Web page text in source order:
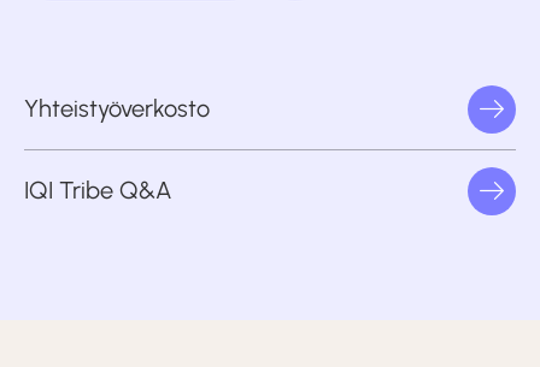
Yhteistyöverkosto
IQI Tribe Q&A